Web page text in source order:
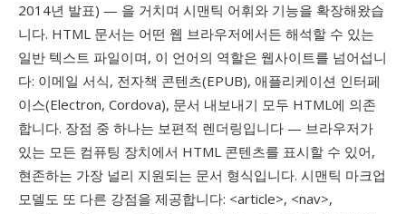
2014년 발표) — 을 거치며 시맨틱 어휘와 기능을 확장해왔습
니다. HTML 문서는 어떤 웹 브라우저에서든 해석할 수 있는
일반 텍스트 파일이며, 이 언어의 역할은 웹사이트를 넘어섭니
다: 이메일 서식, 전자책 콘텐츠(EPUB), 애플리케이션 인터페
이스(Electron, Cordova), 문서 내보내기 모두 HTML에 의존
합니다. 장점 중 하나는 보편적 렌더링입니다 — 브라우저가
있는 모든 컴퓨팅 장치에서 HTML 콘텐츠를 표시할 수 있어,
현존하는 가장 널리 지원되는 문서 형식입니다. 시맨틱 마크업
모델도 또 다른 강점을 제공합니다: <article>, <nav>,